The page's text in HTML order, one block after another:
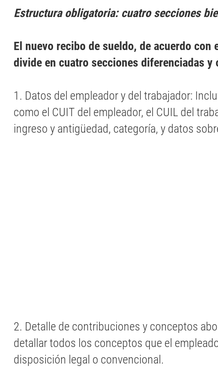
Estructura obligatoria: cuatro secciones
El nuevo recibo de sueldo, de acuerdo con
divide en cuatro secciones diferenciadas y
1. Datos del empleador y del trabajador:
como el CUIT del empleador, el CUIL del
ingreso y antigüedad, categoría, y datos
2. Detalle de contribuciones y conceptos
detallar todos los conceptos que el
disposición legal o convencional.